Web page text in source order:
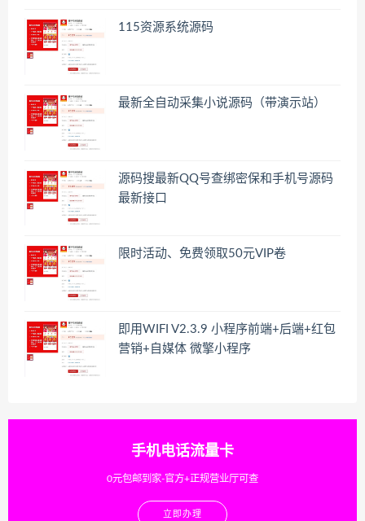
115资源系统源码
最新全自动采集小说源码（带演示站）
源码搜最新QQ号查绑密保和手机号源码
最新接口
限时活动、免费领取50元VIP卷
即用WIFI V2.3.9 小程序前端+后端+红包
营销+自媒体 微擎小程序
手机电话流量卡
0元包邮到家-官方+正规营业厅可查
立即办理